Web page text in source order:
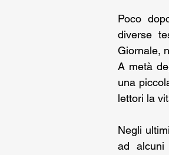
Poco
diverse
Giornale,
A metà
una
lettori la
Negli
ad alcuni